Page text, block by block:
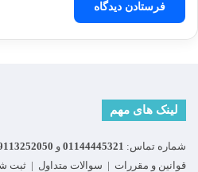
لینک های مهم
شماره تماس: 01144445321 و
قوانین و مقررات | سوالات متداول | ثبت